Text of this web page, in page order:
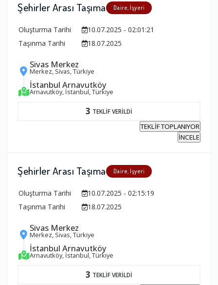
Şehirler Arası Taşıma Daire, İşyeri
Oluşturma Tarihi
10.07.2025 - 02:01:21
Taşınma Tarihi
18.07.2025
Sivas Merkez
Merkez, Sivas, Türkiye
İstanbul Arnavutköy
Arnavutköy, İstanbul, Türkiye
3 TEKLİF VERİLDİ
TEKLİF TOPLANIYOR
İNCELE
Şehirler Arası Taşıma Daire, İşyeri
Oluşturma Tarihi
10.07.2025 - 02:15:19
Taşınma Tarihi
18.07.2025
Sivas Merkez
Merkez, Sivas, Türkiye
İstanbul Arnavutköy
Arnavutköy, İstanbul, Türkiye
3 TEKLİF VERİLDİ